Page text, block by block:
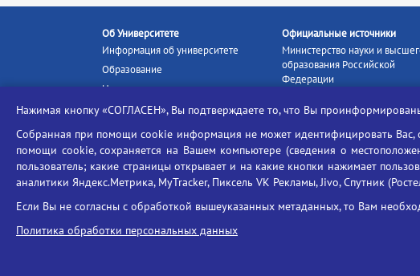
Об Университете
Информация об университете
Образование
Наука и инновации
Абитуриенту
Ассоциация выпускников
Центр тестирования
иностранных граждан
Конкурс на замещение
должностей научно-
педагогических работников
Официальные источники
Министерство науки и
образования Российской
Федерации
Портал «Российское
образование»
Единое окно
ресурсов
Единая коллекция цифровых
образовательных ресурсов
Нажимая кнопку «СОГЛАСЕН», Вы подтверждаете то, что Вы
Собранная при помощи cookie информация не может идентифицировать Вас,
помощи cookie, сохраняется на Вашем компьютере (сведения о
пользователь; какие страницы открывает и на какие кнопки нажимает
аналитики Яндекс.Метрика, MyTracker, Пиксель VK Рекламы, Jivo, Спутник
Если Вы не согласны с обработкой вышеуказанных метаданных, то Вам
Политика обработки персональных данных